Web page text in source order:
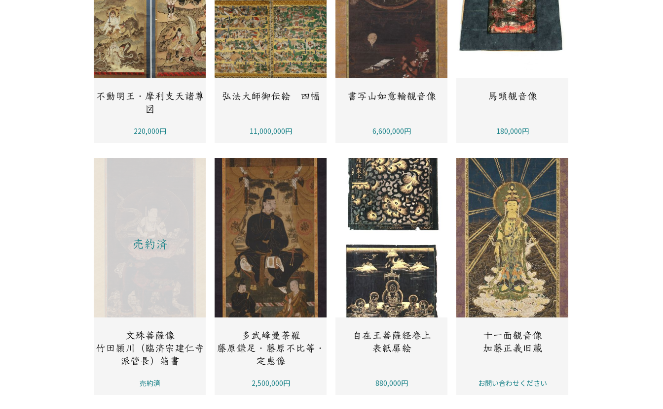
不動明王・摩利支天諸尊
図
220,000円
弘法大師御伝絵 四幅
11,000,000円
書写山如意輪観音像
6,600,000円
馬頭観音像
180,000円
売約済
文殊菩薩像
竹田頴川（臨済宗建仁寺
派管長）箱書
売約済
多武峰曼荼羅
藤原鎌足・藤原不比等・
定恵像
2,500,000円
自在王菩薩経巻上
表紙扉絵
880,000円
十一面観音像
加藤正義旧蔵
お問い合わせください